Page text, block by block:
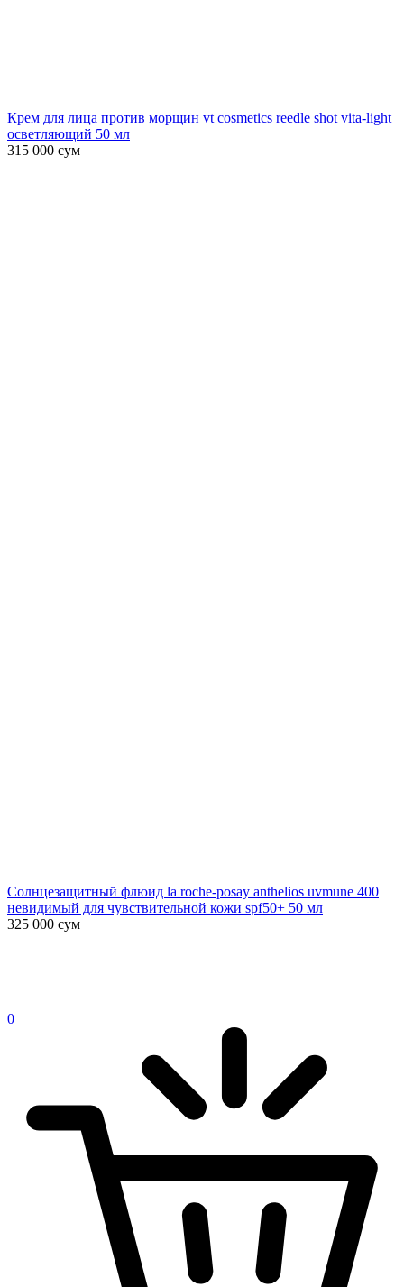
Крем для лица против морщин vt cosmetics reedle shot vita-light
осветляющий 50 мл
315 000 сум
Солнцезащитный флюид la roche-posay anthelios uvmune 400
невидимый для чувствительной кожи spf50+ 50 мл
325 000 сум
0